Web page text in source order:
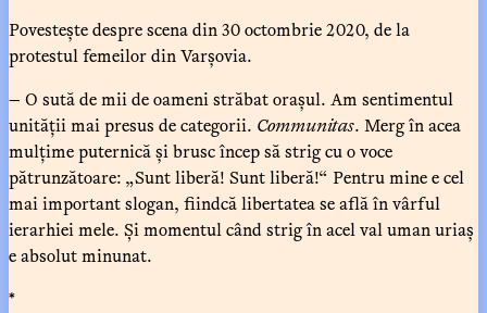
Povestește despre scena din 30 octombrie 2020, de la
protestul femeilor din Varșovia.
— O sută de mii de oameni străbat orașul. Am sentimentul
unității mai presus de categorii. Communitas. Merg în acea
mulțime puternică și brusc încep să strig cu o voce
pătrunzătoare: „Sunt liberă! Sunt liberă!“ Pentru mine e cel
mai important slogan, fiindcă libertatea se află în vârful
ierarhiei mele. Și momentul când strig în acel val uman uriaș
e absolut minunat.
*